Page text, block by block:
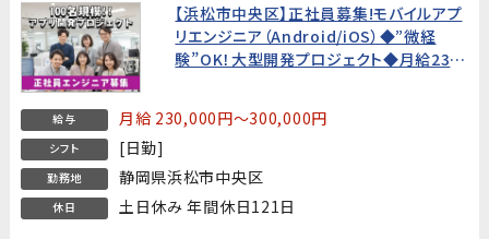
【浜松市中央区】正社員募集!モバイルアプ
リエンジニア（Android/iOS）◆”微経
験”OK！大型開発プロジェクト◆月給23万
給与 月給 230,000円～300,000円
シフト [日勤]
勤務地 静岡県浜松市中央区
休日 土日休み 年間休日121日